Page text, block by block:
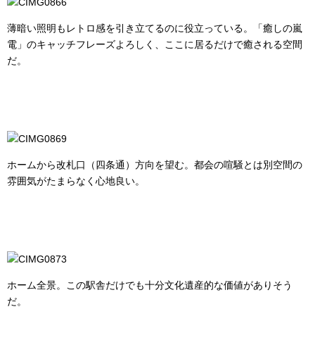
薄暗い照明もレトロ感を引き立てるのに役立っている。「癒しの嵐
電」のキャッチフレーズよろしく、ここに居るだけで癒される空間
だ。
ホームから改札口（四条通）方向を望む。都会の喧騒とは別空間の
雰囲気がたまらなく心地良い。
ホーム全景。この駅舎だけでも十分文化遺産的な価値がありそう
だ。